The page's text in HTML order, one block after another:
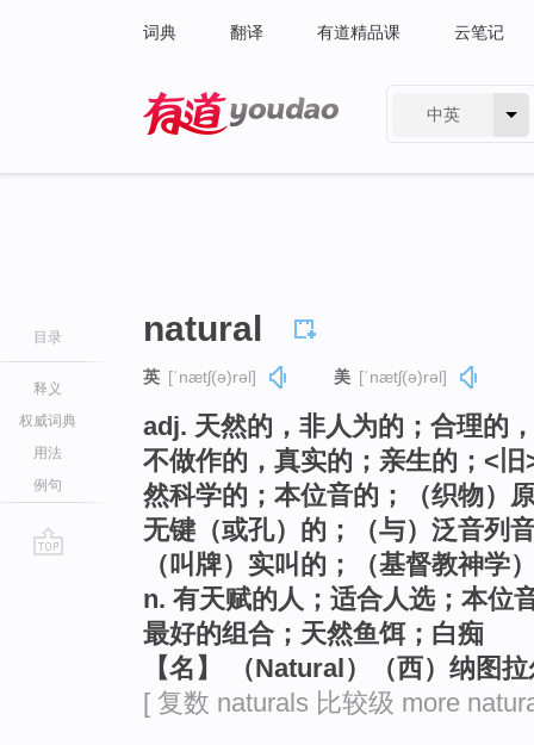
词典 翻译 有道精品课 云笔记
中英
目录
释义
权威词典
用法
例句
natural
英 [ˈnætʃ(ə)rəl] 美 [ˈnætʃ(ə)rəl]
adj. 天然的，非人为的；合理的
不做作的，真实的；亲生的；<
然科学的；本位音的；（织物）
无键（或孔）的；（与）泛音列
（叫牌）实叫的；（基督教神学
n. 有天赋的人；适合人选；本位
最好的组合；天然鱼饵；白痴
【名】 （Natural）（西）纳图
[ 复数 naturals 比较级 more